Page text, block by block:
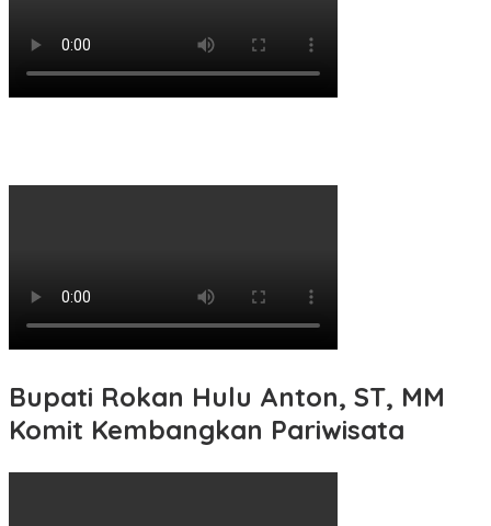
Bupati Rokan Hulu Anton, ST, MM
Komit Kembangkan Pariwisata